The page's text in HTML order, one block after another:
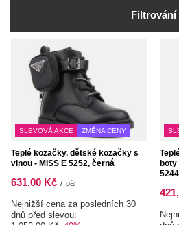
Filtrování
SLEVOVÁ AKCE ZMĚNA CENY
Teplé kozačky, dětské kozačky s
vlnou - MISS E 5252, černá
631,00 Kč / pár
Nejnižší cena za posledních 30
dnů před slevou:
boty